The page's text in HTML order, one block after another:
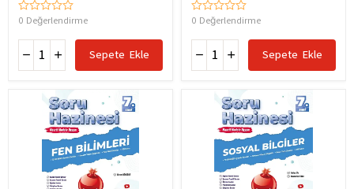
0 Değerlendirme
Sepete Ekle
0 Değerlendirme
Sepete Ekle